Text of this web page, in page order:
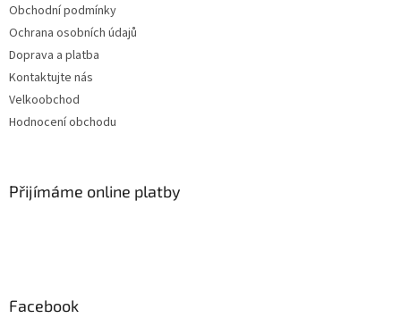
Obchodní podmínky
Ochrana osobních údajů
Doprava a platba
Kontaktujte nás
Velkoobchod
Hodnocení obchodu
Přijímáme online platby
Facebook